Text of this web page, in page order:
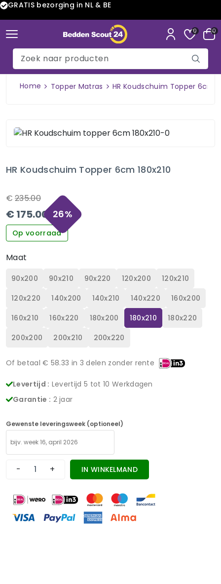
GRATIS bezorging in NL & BE
0 0
Home Topper Matras HR Koudschuim Topper 6cm
HR Koudschuim Topper 6cm 180x210
€ 235.00
€ 175.00 26%
Op voorraad
Maat
90x200 90x210 90x220 120x200
120x210
120x220
140x200 140x210 140x220
160x200
160x210
160x220 180x200 180x210
180x220
200x200
200x210 200x220
Of betaal € 58.33 in 3 delen zonder rente
Levertijd : Levertijd 5 tot 10 Werkdagen
Garantie : 2 jaar
Gewenste leveringsweek (optioneel)
- + IN WINKELMAND